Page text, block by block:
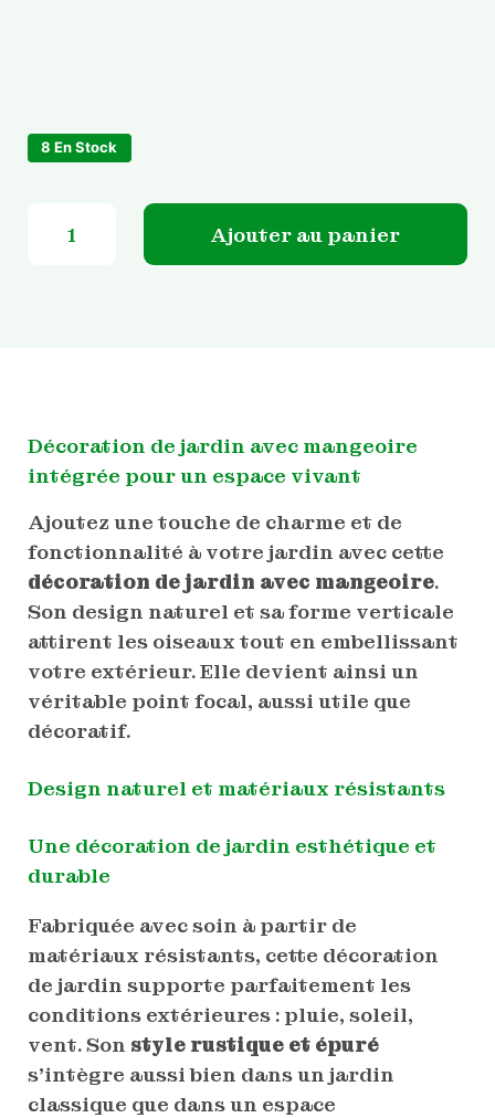
8 En Stock
quantité de Décoration de jardin avec mangeoire
Ajouter au panier
Décoration de jardin avec mangeoire
intégrée pour un espace vivant
Ajoutez une touche de charme et de
fonctionnalité à votre jardin avec cette
décoration de jardin avec mangeoire.
Son design naturel et sa forme verticale
attirent les oiseaux tout en embellissant
votre extérieur. Elle devient ainsi un
véritable point focal, aussi utile que
décoratif.
Design naturel et matériaux résistants
Une décoration de jardin esthétique et
durable
Fabriquée avec soin à partir de
matériaux résistants, cette décoration
de jardin supporte parfaitement les
conditions extérieures : pluie, soleil,
vent. Son style rustique et épuré
s’intègre aussi bien dans un jardin
classique que dans un espace